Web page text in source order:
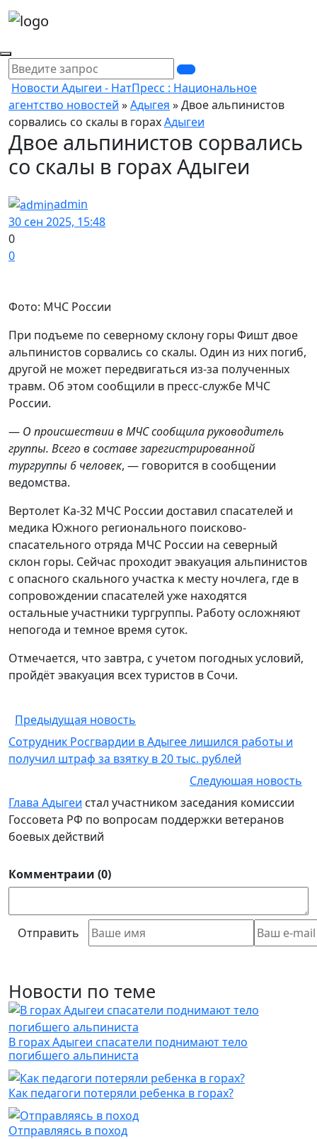
Новости Адыгеи - НатПресс : Национальное
агентство новостей »Адыгея » Двое альпинистов
сорвались со скалы в горахАдыгеи
Двое альпинистов сорвались
со скалы в горах Адыгеи
admin
30 сен 2025, 15:48
0
0
Фото: МЧС России
При подъеме по северному склону горы Фишт двое
альпинистов сорвались со скалы. Один из них погиб,
другой не может передвигаться из-за полученных
травм. Об этом сообщили в пресс-службе МЧС
России.
— О происшествии в МЧС сообщила руководитель
группы. Всего в составе зарегистрированной
тургруппы 6 человек, — говорится в сообщении
ведомства.
Вертолет Ка-32 МЧС России доставил спасателей и
медика Южного регионального поисково-
спасательного отряда МЧС России на северный
склон горы. Сейчас проходит эвакуация альпинистов
с опасного скального участка к месту ночлега, где в
сопровождении спасателей уже находятся
остальные участники тургруппы. Работу осложняют
непогода и темное время суток.
Отмечается, что завтра, с учетом погодных условий,
пройдёт эвакуация всех туристов в Сочи.
Предыдущая новость
Сотрудник Росгвардии в Адыгее лишился работы и
получил штраф за взятку в 20 тыс. рублей
Следуюшая новость
Глава Адыгеи стал участником заседания комиссии
Госсовета РФ по вопросам поддержки ветеранов
боевых действий
Комментраии (0)
Отправить
Новости по теме
В горах Адыгеи спасатели поднимают тело
погибшего альпиниста
Как педагоги потеряли ребенка в горах?
Отправляясь в поход